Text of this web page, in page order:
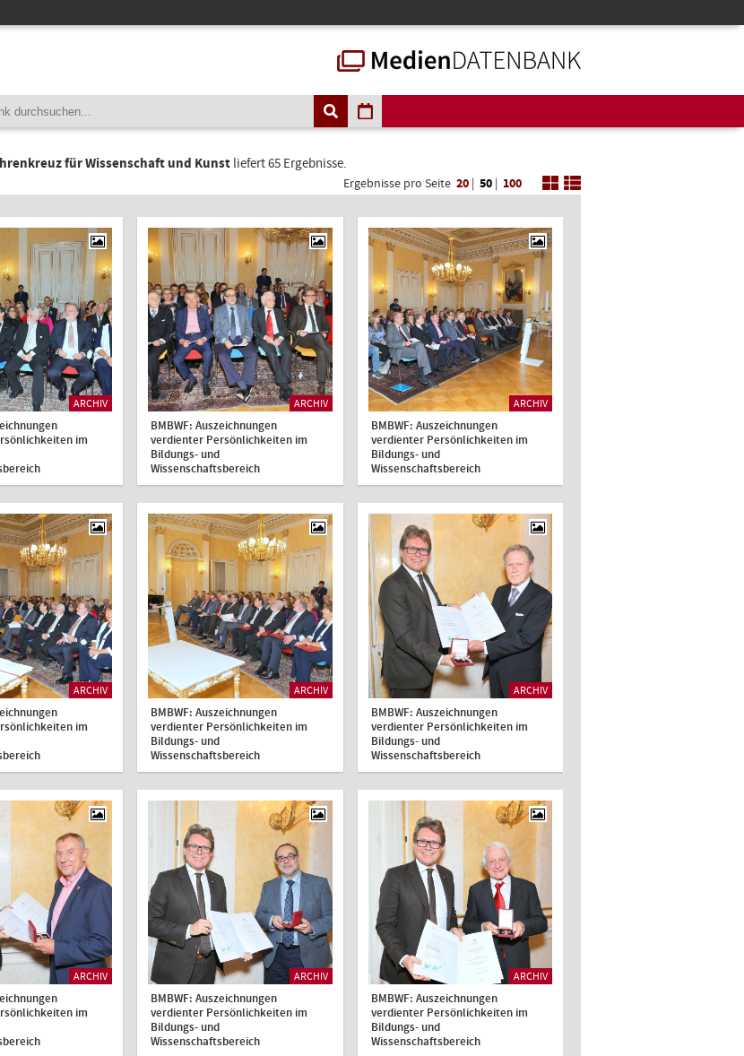
für Wissenschaft und Kunstliefert 65 Ergebnisse.
Ergebnisse pro Seite 20 | 50 | 100
ARCHIV
im
ARCHIV
BMBWF: Auszeichnungen
verdienter Persönlichkeiten im
Bildungs- und
Wissenschaftsbereich
ARCHIV
BMBWF: Auszeichnungen
verdienter Persönlichkeiten im
Bildungs- und
Wissenschaftsbereich
ARCHIV
im
ARCHIV
BMBWF: Auszeichnungen
verdienter Persönlichkeiten im
Bildungs- und
Wissenschaftsbereich
ARCHIV
BMBWF: Auszeichnungen
verdienter Persönlichkeiten im
Bildungs- und
Wissenschaftsbereich
ARCHIV
im
ARCHIV
BMBWF: Auszeichnungen
verdienter Persönlichkeiten im
Bildungs- und
Wissenschaftsbereich
ARCHIV
BMBWF: Auszeichnungen
verdienter Persönlichkeiten im
Bildungs- und
Wissenschaftsbereich